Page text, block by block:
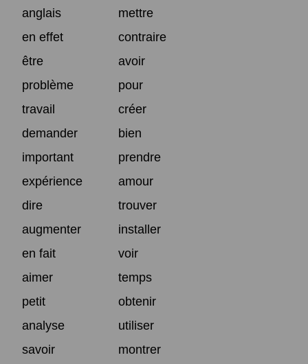
anglais
mettre
en effet
contraire
être
avoir
problème
pour
travail
créer
demander
bien
important
prendre
expérience
amour
dire
trouver
augmenter
installer
en fait
voir
aimer
temps
petit
obtenir
analyse
utiliser
savoir
montrer